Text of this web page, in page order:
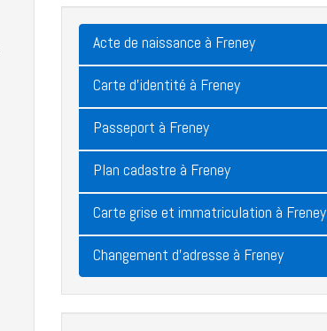
Acte de naissance à Freney
Carte d'identité à Freney
Passeport à Freney
Plan cadastre à Freney
Carte grise et immatriculation à Freney
Changement d'adresse à Freney